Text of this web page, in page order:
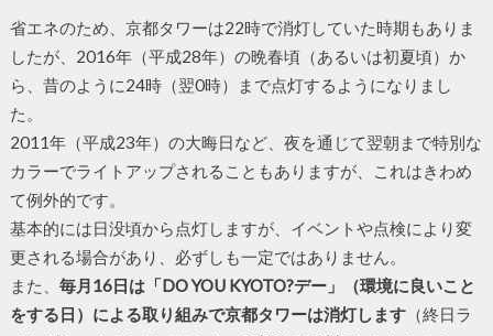
省エネのため、京都タワーは22時で消灯していた時期もありま
したが、2016年（平成28年）の晩春頃（あるいは初夏頃）か
ら、昔のように24時（翌0時）まで点灯するようになりまし
た。
2011年（平成23年）の大晦日など、夜を通じて翌朝まで特別な
カラーでライトアップされることもありますが、これはきわめ
て例外的です。
基本的には日没頃から点灯しますが、イベントや点検により変
更される場合があり、必ずしも一定ではありません。
また、 毎月16日は「DO YOU KYOTO?デー」（環境に良いこと
をする日）による取り組みで京都タワーは消灯します（終日ラ